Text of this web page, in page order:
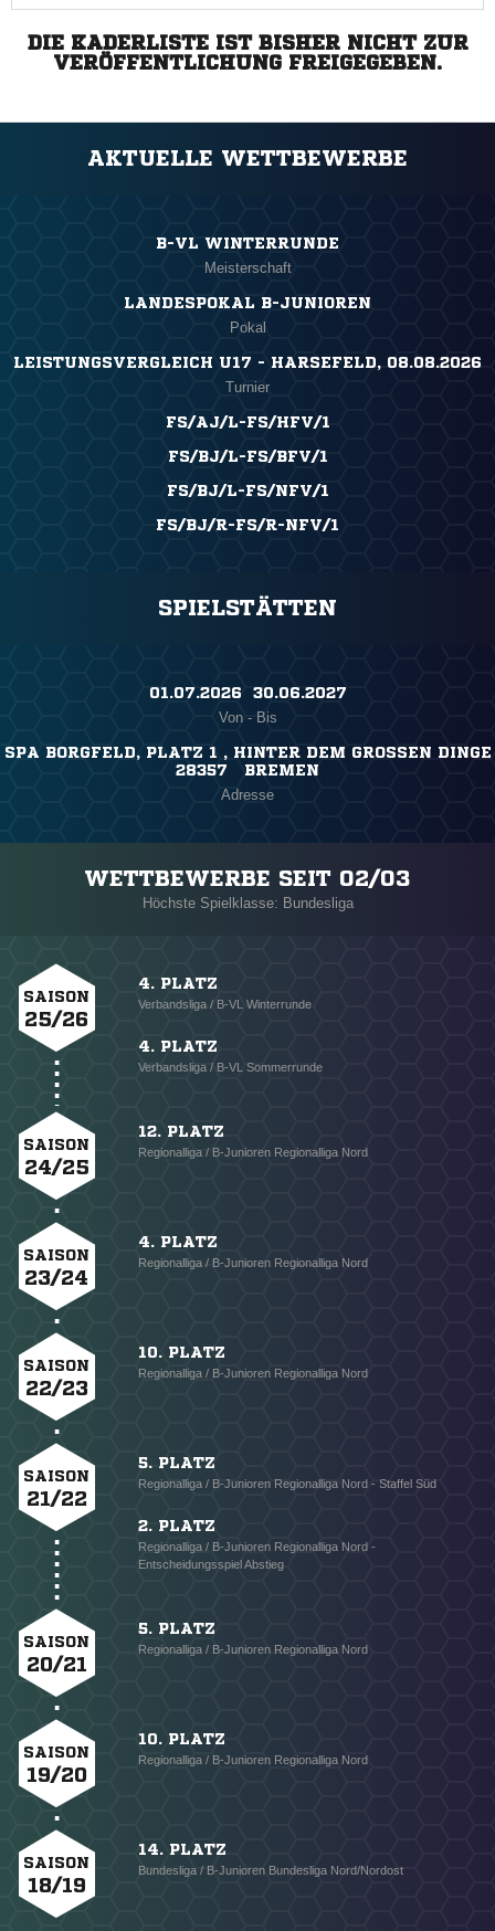
DIE KADERLISTE IST BISHER NICHT ZUR
VERÖFFENTLICHUNG FREIGEGEBEN.
AKTUELLE WETTBEWERBE
B-VL WINTERRUNDE
Meisterschaft
LANDESPOKAL B-JUNIOREN
Pokal
LEISTUNGSVERGLEICH U17 - HARSEFELD, 08.08.2026
Turnier
FS/AJ/L-FS/HFV/1
FS/BJ/L-FS/BFV/1
FS/BJ/L-FS/NFV/1
FS/BJ/R-FS/R-NFV/1
SPIELSTÄTTEN
01.07.2026 ​ 30.06.2027
Von - Bis
SPA BORGFELD, PLATZ 1 , HINTER DEM GROSSEN DINGE
28357 BREMEN
Adresse
WETTBEWERBE SEIT 02/03
Höchste Spielklasse: Bundesliga
SAISON
25/26
4. PLATZ
Verbandsliga / B-VL Winterrunde
4. PLATZ
Verbandsliga / B-VL Sommerrunde
SAISON
24/25
12. PLATZ
Regionalliga / B-Junioren Regionalliga Nord
SAISON
23/24
4. PLATZ
Regionalliga / B-Junioren Regionalliga Nord
SAISON
22/23
10. PLATZ
Regionalliga / B-Junioren Regionalliga Nord
SAISON
21/22
5. PLATZ
Regionalliga / B-Junioren Regionalliga Nord - Staffel Süd
2. PLATZ
Regionalliga / B-Junioren Regionalliga Nord -
Entscheidungsspiel Abstieg
SAISON
20/21
5. PLATZ
Regionalliga / B-Junioren Regionalliga Nord
SAISON
19/20
10. PLATZ
Regionalliga / B-Junioren Regionalliga Nord
SAISON
18/19
14. PLATZ
Bundesliga / B-Junioren Bundesliga Nord/Nordost